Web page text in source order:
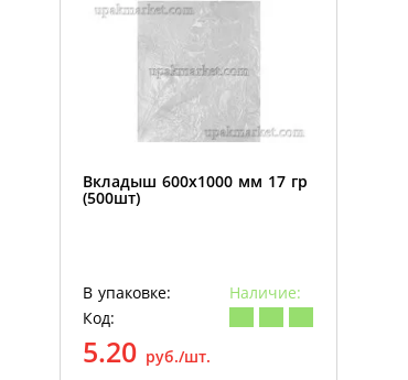
Вкладыш 600х1000 мм 17 гр
(500шт)
В упаковке:
Наличие:
Код:
5.20 руб./шт.